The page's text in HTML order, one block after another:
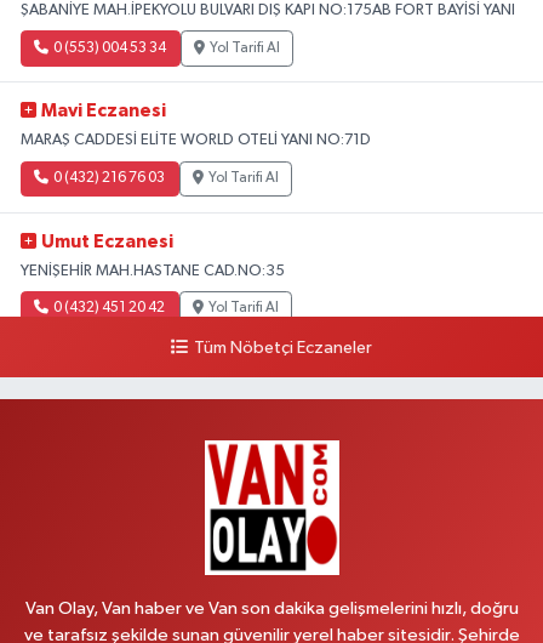
ŞABANİYE MAH.İPEKYOLU BULVARI DIŞ KAPI NO:175AB FORT BAYİSİ YANI
0 (553) 004 53 34 Yol Tarifi Al
Mavi Eczanesi
MARAŞ CADDESİ ELİTE WORLD OTELİ YANI NO:71D
0 (432) 216 76 03 Yol Tarifi Al
Umut Eczanesi
YENİŞEHİR MAH.HASTANE CAD.NO:35
0 (432) 451 20 42 Yol Tarifi Al
VALİ MİTHAT BEY MAH.SIHKE CAD.HZ.ÖMER CAMİ YANI NO:6B
Yol Tarifi Al
ÜNİVERSİTE HASTANESİ DÖNÜŞÜ KAMPÜS GALERİCİLER SİTESİ YANI
Tüm Nöbetçi Eczaneler
Van Olay, Van haber ve Van son dakika gelişmelerini hızlı, doğru
ve tarafsız şekilde sunan güvenilir yerel haber sitesidir. Şehirde